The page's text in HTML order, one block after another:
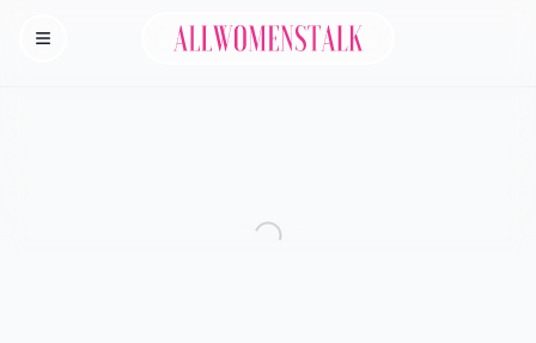
Homepage
Allwomenstalk